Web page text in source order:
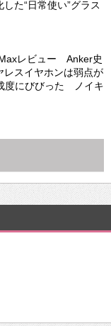
た“日常使い”グラス
レビュー Anker史
レスイヤホンは弱点が
度にびびった ノイキ